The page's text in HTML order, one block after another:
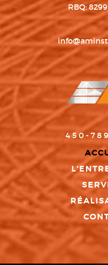
RBQ:
450-